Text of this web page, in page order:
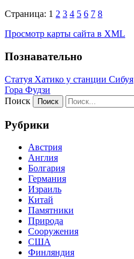
Страница: 1 2 3 4 5 6 7 8
Просмотр карты сайта в XML
Познавательно
Статуя Хатико у станции Сибуя
Гора Фудзи
Поиск
Рубрики
Австрия
Англия
Болгария
Германия
Израиль
Китай
Памятники
Природа
Сооружения
США
Финляндия